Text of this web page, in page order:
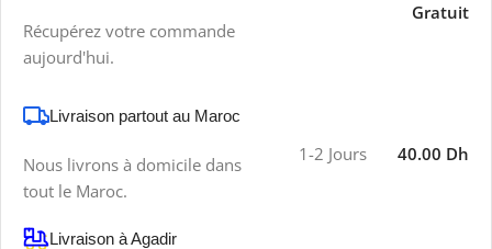
Récupérez votre commande
aujourd'hui.
Gratuit
Livraison partout au Maroc
Nous livrons à domicile dans
tout le Maroc.
1-2 Jours 40.00 Dh
Livraison à Agadir